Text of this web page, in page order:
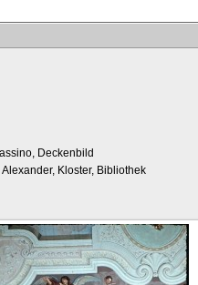
Deckenbild
Kloster, Bibliothek